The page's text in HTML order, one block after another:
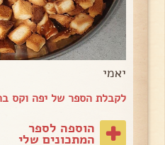
יאמי
לקבלת הספר של יפה וקס
הוספה לספר
המתכונים שלי